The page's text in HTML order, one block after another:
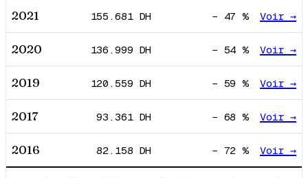
2021 155.681DH − 47 % Voir →
2020 136.999 DH − 54 % Voir →
2019 120.559 DH − 59 % Voir →
2017 93.361DH − 68 % Voir →
2016 82.158 DH − 72 % Voir →